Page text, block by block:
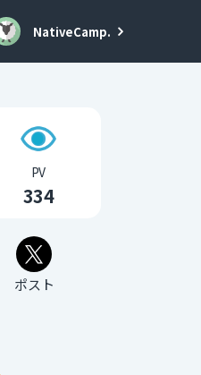
NativeCamp.
PV
334
ポスト